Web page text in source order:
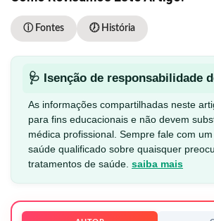
ⓘ Fontes 🕖 História
🩺 Isenção de responsabilidade
As informações compartilhadas neste
para fins educacionais e não devem
médica profissional. Sempre fale com
saúde qualificado sobre quaisquer
tratamentos de saúde. saiba mais